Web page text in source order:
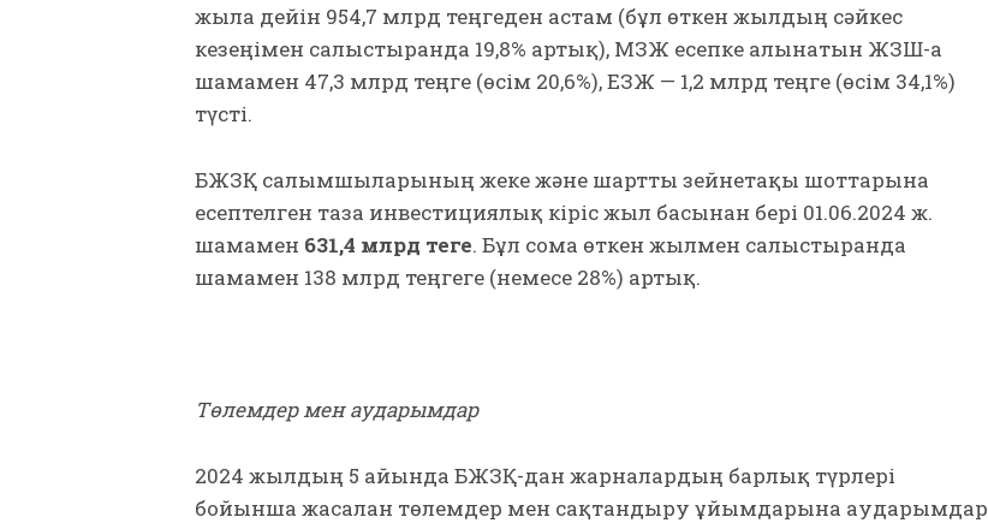
жылға дейін 954,7 млрд теңгеден астам (бұл өткен жылдың сәйкес
кезеңімен салыстырғанда 19,8% артық), МЗЖ есепке алынатын ЖЗШ-ға
шамамен 47,3 млрд теңге (өсім 20,6%), ЕЗЖ — 1,2 млрд теңге (өсім 34,1%)
түсті.
БЖЗҚ салымшыларының жеке және шартты зейнетақы шоттарына
есептелген таза инвестициялық кіріс жыл басынан бері 01.06.2024 ж.
шамамен 631,4 млрд теңге. Бұл сома өткен жылмен салыстырғанда
шамамен 138 млрд теңгеге (немесе 28%) артық.
Төлемдер мен аударымдар
2024 жылдың 5 айында БЖЗҚ-дан жарналардың барлық түрлері
бойынша жасалған төлемдер мен сақтандыру ұйымдарына аударымдар